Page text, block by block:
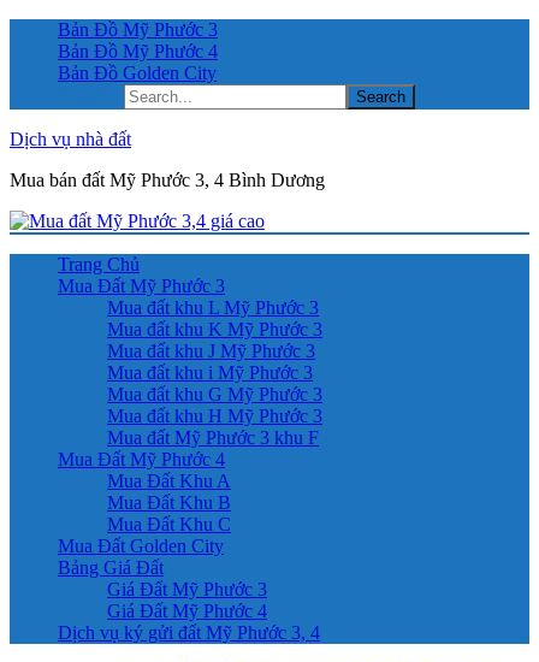
Bản Đồ Mỹ Phước 3
Bản Đồ Mỹ Phước 4
Bản Đồ Golden City
Dịch vụ nhà đất
Mua bán đất Mỹ Phước 3, 4 Bình Dương
Trang Chủ
Mua Đất Mỹ Phước 3
Mua đất khu L Mỹ Phước 3
Mua đất khu K Mỹ Phước 3
Mua đất khu J Mỹ Phước 3
Mua đất khu i Mỹ Phước 3
Mua đất khu G Mỹ Phước 3
Mua đất khu H Mỹ Phước 3
Mua đất Mỹ Phước 3 khu F
Mua Đất Mỹ Phước 4
Mua Đất Khu A
Mua Đất Khu B
Mua Đất Khu C
Mua Đất Golden City
Bảng Giá Đất
Giá Đất Mỹ Phước 3
Giá Đất Mỹ Phước 4
Dịch vụ ký gửi đất Mỹ Phước 3, 4